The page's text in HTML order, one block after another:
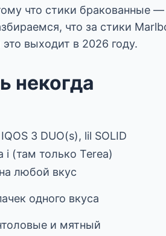
что стики бракованные
что за стики
выходит в 2026 году.
некогда
3 DUO(s), lil SOLID
i (там только Terea)
любой вкус
одного вкуса
и мятный